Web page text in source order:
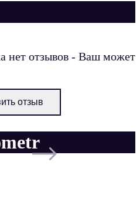
нет отзывов - Ваш может
отзыв